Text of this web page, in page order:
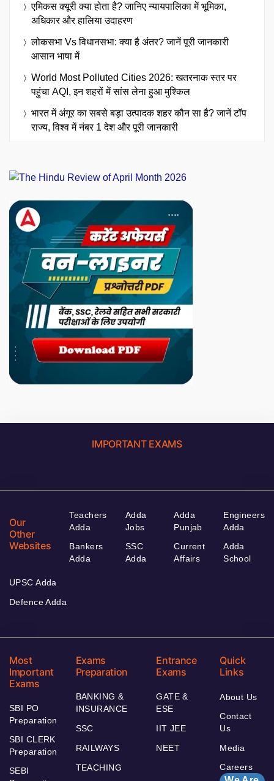
एमिकस क्यूरी क्या होता है? जानिए न्यायपालिका में भूमिका,
अधिकार और हालिया उदाहरण
लोकसभा Vs विधानसभा: क्या है अंतर? जानें पूरी जानकारी
आसान भाषा में
World Most Polluted Cities 2026: खतरनाक स्तर पर
पहुंचा AQI, इन शहरों में सांस लेना हुआ मुश्किल
भारत में अंगूर का सबसे बड़ा उत्पादक शहर कौन सा है? जानें टॉप
राज्य, विश्व में नंबर 1 देश और पूरी जानकारी
IMPORTANT EXAMS
Our
Other
Websites
Teachers
Adda
Bankers
Adda
Adda
Jobs
SSC
Adda
Adda
Punjab
Current
Affairs
Engineers
Adda
Adda
School
UPSC Adda
Defence Adda
Most
Important
Exams
SBI PO
Preparation
SBI CLERK
Preparation
SEBI
Exams
Preparation
BANKING &
INSURANCE
SSC
RAILWAYS
TEACHING
Entrance
Exams
GATE &
ESE
IIT JEE
NEET
Quick
Links
About Us
Contact
Us
Media
Careers